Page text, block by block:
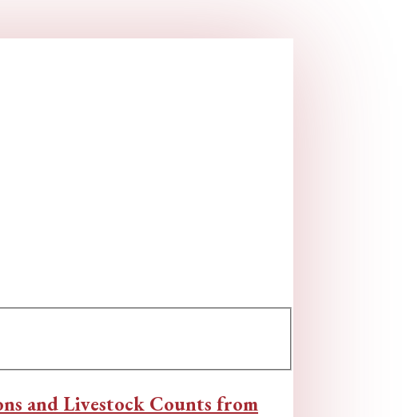
and Livestock Counts from